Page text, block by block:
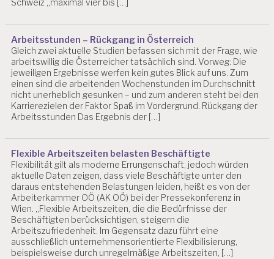
Arbeitsstunden – Rückgang in Österreich
Gleich zwei aktuelle Studien befassen sich mit der Frage, wie
arbeitswillig die Österreicher tatsächlich sind. Vorweg: Die
jeweiligen Ergebnisse werfen kein gutes Blick auf uns. Zum
einen sind die arbeitenden Wochenstunden im Durchschnitt
nicht unerheblich gesunken – und zum anderen steht bei den
Karrierezielen der Faktor Spaß im Vordergrund. Rückgang der
Arbeitsstunden Das Ergebnis der […]
Flexible Arbeitszeiten belasten Beschäftigte
Flexibilität gilt als moderne Errungenschaft, jedoch würden
aktuelle Daten zeigen, dass viele Beschäftigte unter den
daraus entstehenden Belastungen leiden, heißt es von der
Arbeiterkammer OÖ (AK OÖ) bei der Pressekonferenz in
Wien. „Flexible Arbeitszeiten, die die Bedürfnisse der
Beschäftigten berücksichtigen, steigern die
Arbeitszufriedenheit. Im Gegensatz dazu führt eine
ausschließlich unternehmensorientierte Flexibilisierung,
beispielsweise durch unregelmäßige Arbeitszeiten, […]